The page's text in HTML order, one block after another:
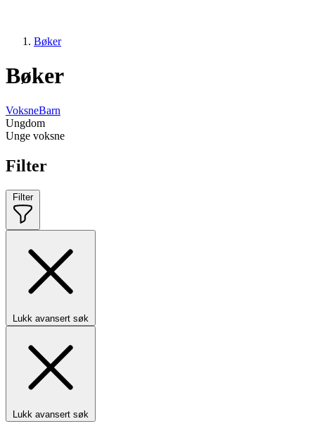
Bøker
Bøker
VoksneBarn
Ungdom
Unge voksne
Filter
Filter
Lukk avansert søk
Lukk avansert søk